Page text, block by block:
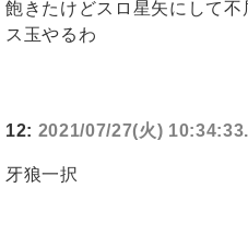
飽きたけどスロ星矢にして
ス玉やるわ
12: 2021/07/27(火)
牙狼一択